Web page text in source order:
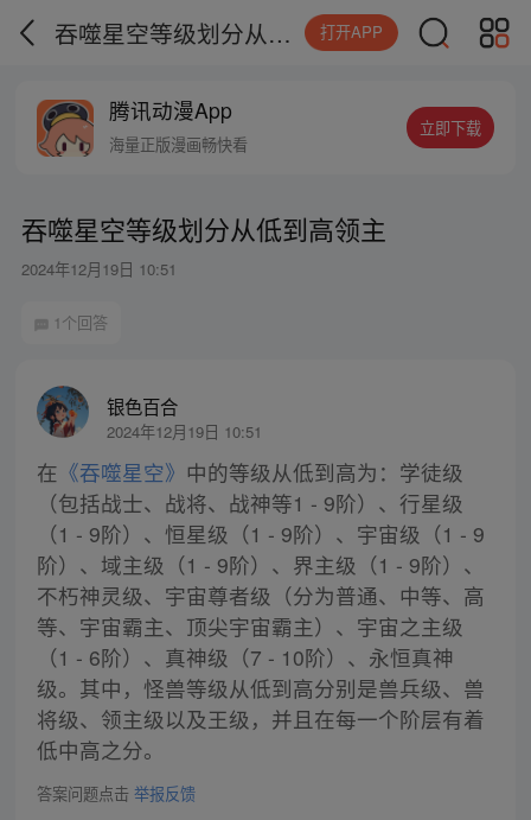
吞噬星空等级划分从低到高领主 打开APP
腾讯动漫App
海量正版漫画畅快看
立即下载
吞噬星空等级划分从低到高领主
2024年12月19日 10:51
1个回答
银色百合
2024年12月19日 10:51
在 《吞噬星空》 中的等级从低到高为：学徒级
（包括战士、战将、战神等1 - 9阶）、行星级
（1 - 9阶）、恒星级（1 - 9阶）、宇宙级（1 - 9
阶）、域主级（1 - 9阶）、界主级（1 - 9阶）、
不朽神灵级、宇宙尊者级（分为普通、中等、高
等、宇宙霸主、顶尖宇宙霸主）、宇宙之主级
（1 - 6阶）、真神级（7 - 10阶）、永恒真神
级。其中，怪兽等级从低到高分别是兽兵级、兽
将级、领主级以及王级，并且在每一个阶层有着
低中高之分。
答案问题点击 举报反馈